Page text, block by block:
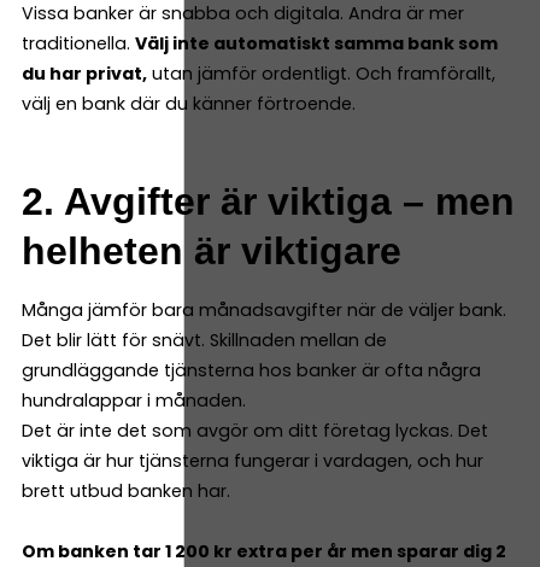
Vissa banker är snabba och digitala. Andra är mer
traditionella. Välj inte automatiskt samma bank som
du har privat, utan jämför ordentligt. Och framförallt,
välj en bank där du känner förtroende.
2. Avgifter är viktiga – men
helheten är viktigare
Många jämför bara månadsavgifter när de väljer bank.
Det blir lätt för snävt. Skillnaden mellan de
grundläggande tjänsterna hos banker är ofta några
hundralappar i månaden.
Det är inte det som avgör om ditt företag lyckas. Det
viktiga är hur tjänsterna fungerar i vardagen, och hur
brett utbud banken har.
Om banken tar 1 200 kr extra per år men sparar dig 2